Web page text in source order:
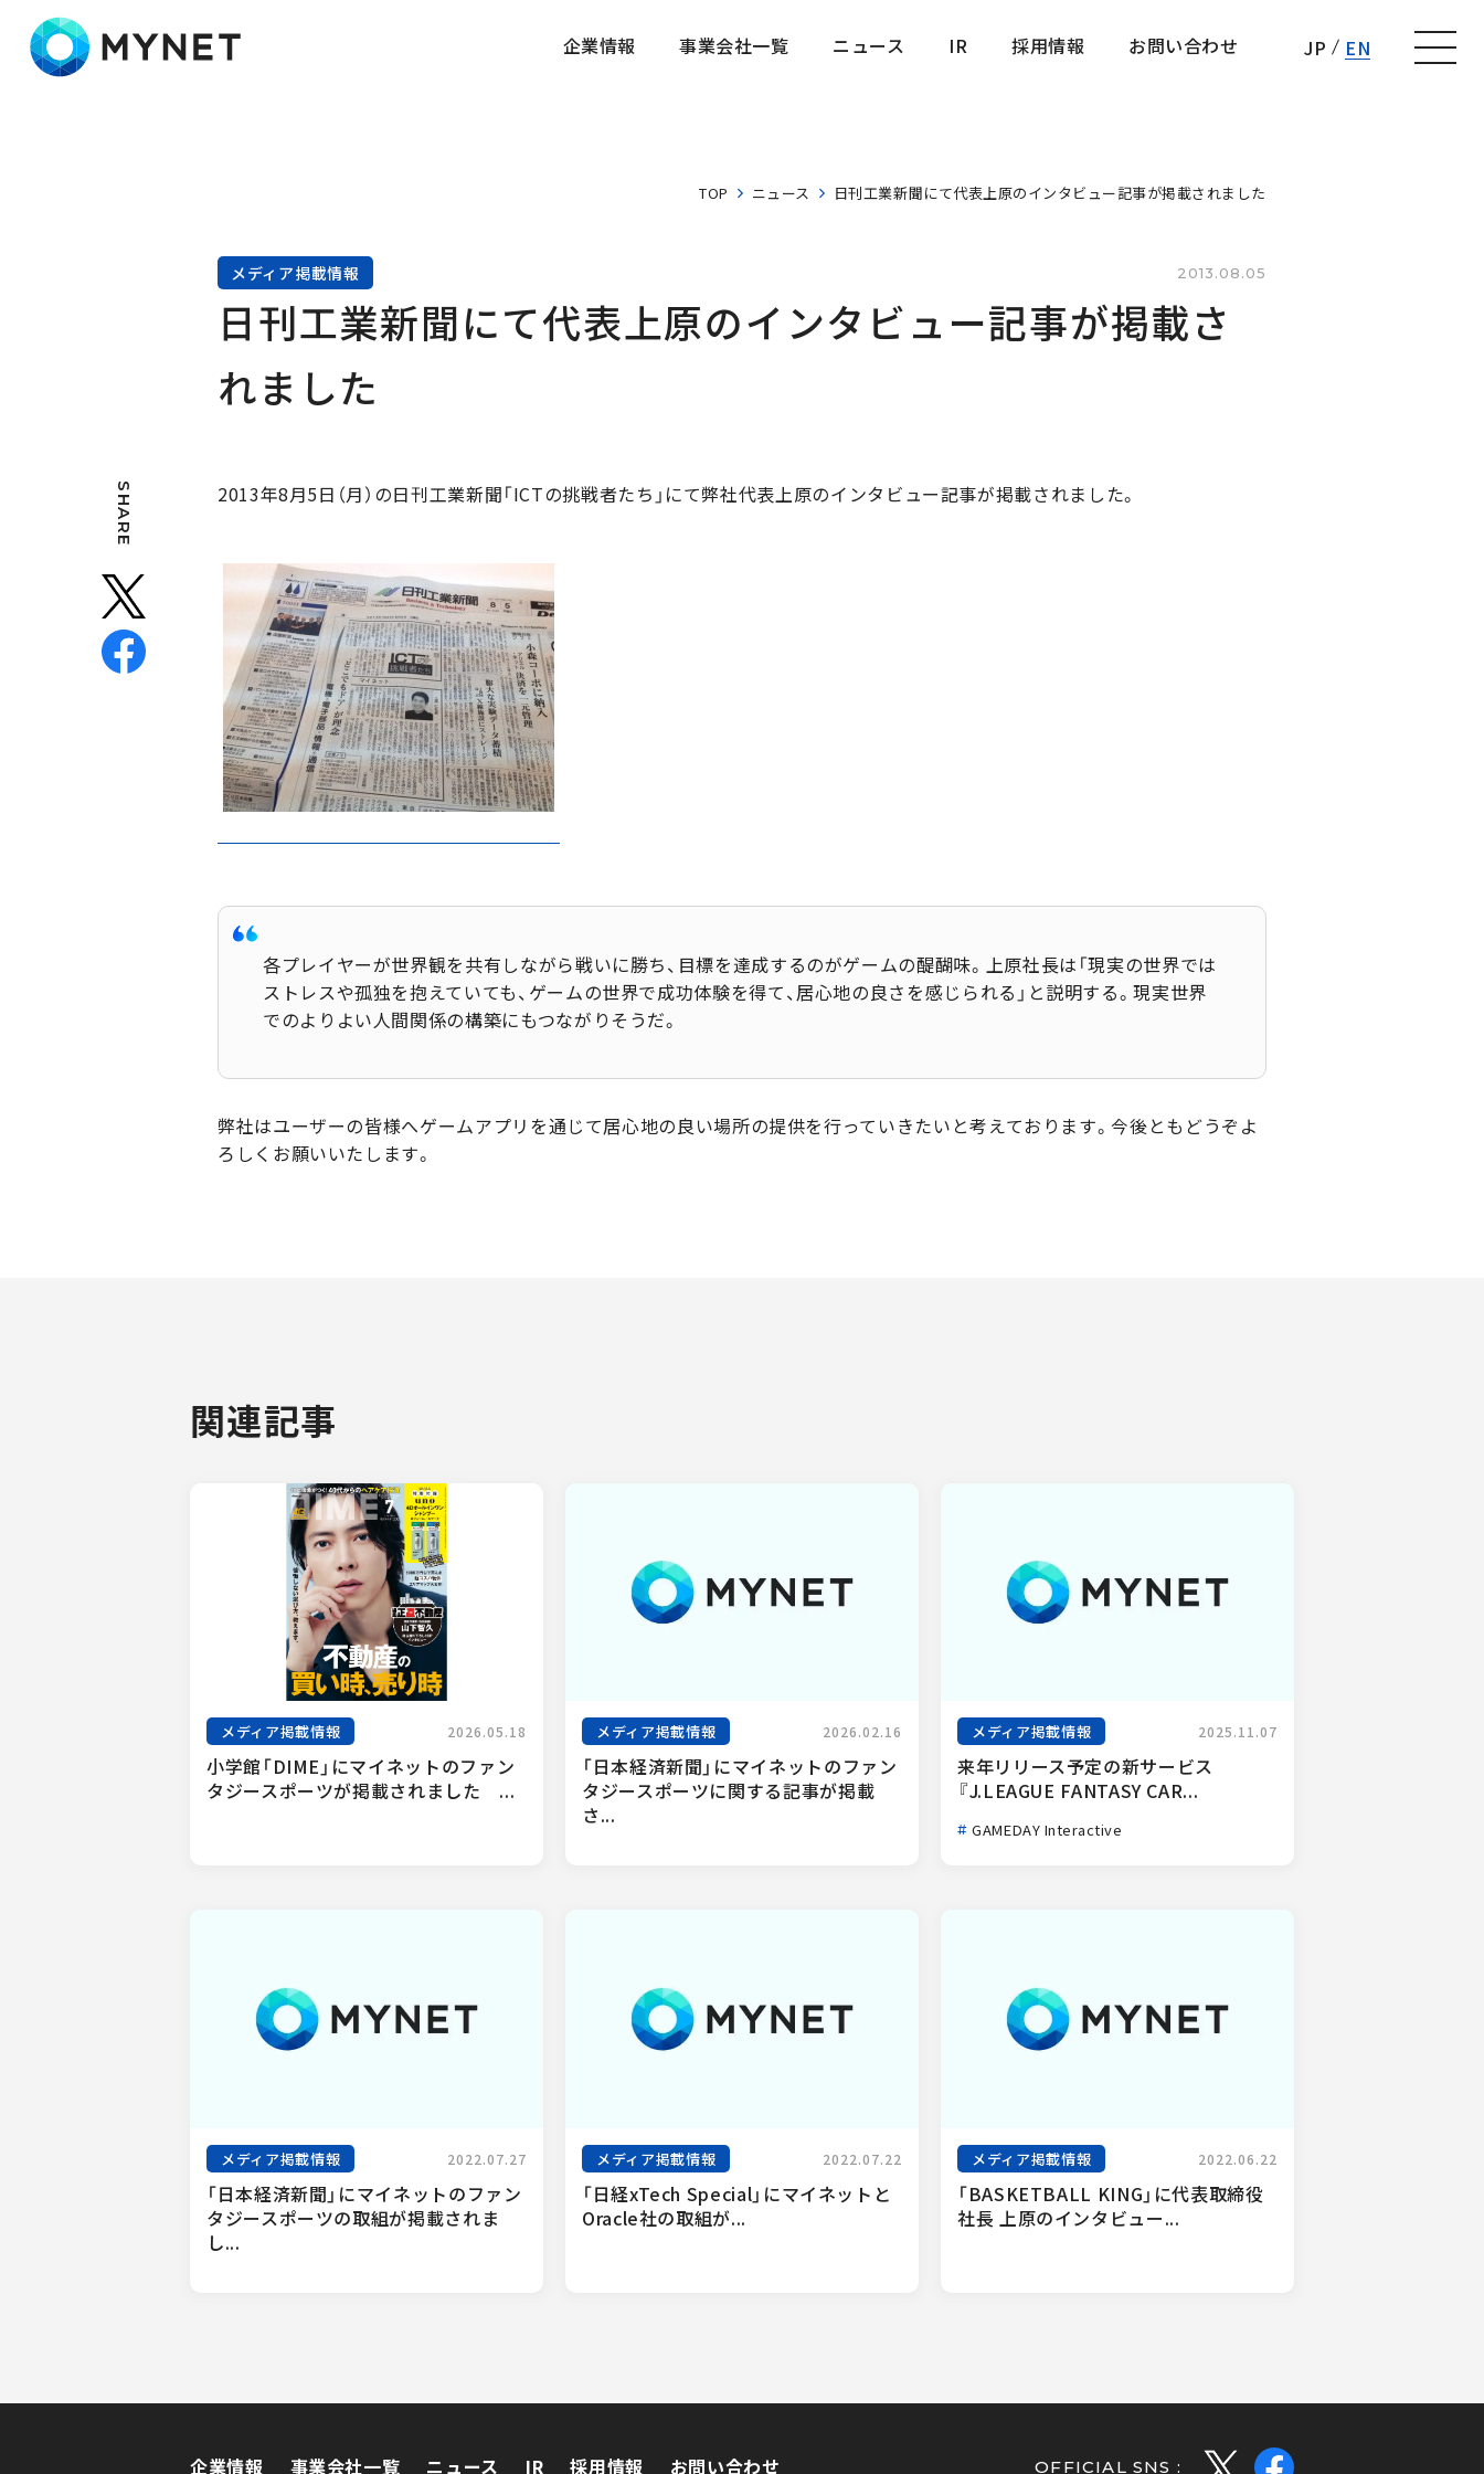
企業情報
事業会社一覧
ニュース
IR
採用情報
お問い合わせ
JP EN
TOP ニュース 日刊工業新聞にて代表上原のインタビュー記事が掲載されました
メディア掲載情報 2013.08.05
日刊工業新聞にて代表上原のインタビュー記事が掲載さ
れました
SHARE 2013年8月5日（月）の日刊工業新聞「ICTの挑戦者たち」にて弊社代表上原のインタビュー記事が掲載されました。
各プレイヤーが世界観を共有しながら戦いに勝ち、目標を達成するのがゲームの醍醐味。上原社長は「現実の世界では
ストレスや孤独を抱えていても、ゲームの世界で成功体験を得て、居心地の良さを感じられる」と説明する。現実世界
でのよりよい人間関係の構築にもつながりそうだ。
弊社はユーザーの皆様へゲームアプリを通じて居心地の良い場所の提供を行っていきたいと考えております。今後ともどうぞよ
ろしくお願いいたします。
関連記事
メディア掲載情報 2026.05.18
小学館「DIME」にマイネットのファン
タジースポーツが掲載されました　...
メディア掲載情報 2026.02.16
「日本経済新聞」にマイネットのファン
タジースポーツに関する記事が掲載
さ...
メディア掲載情報 2025.11.07
来年リリース予定の新サービス
『J.LEAGUE FANTASY CAR...
GAMEDAY Interactive
メディア掲載情報 2022.07.27
「日本経済新聞」にマイネットのファン
タジースポーツの取組が掲載されま
し...
メディア掲載情報 2022.07.22
「日経xTech Special」にマイネットと
Oracle社の取組が...
メディア掲載情報 2022.06.22
「BASKETBALL KING」に代表取締役
社長 上原のインタビュー...
企業情報 事業会社一覧 ニュース IR 採用情報 お問い合わせ OFFICIAL SNS :